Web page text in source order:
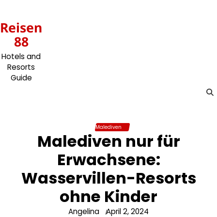
content
Reisen
88
Hotels and
Resorts
Guide
Malediven
Malediven nur für
Erwachsene:
Wasservillen-Resorts
ohne Kinder
Angelina April 2, 2024